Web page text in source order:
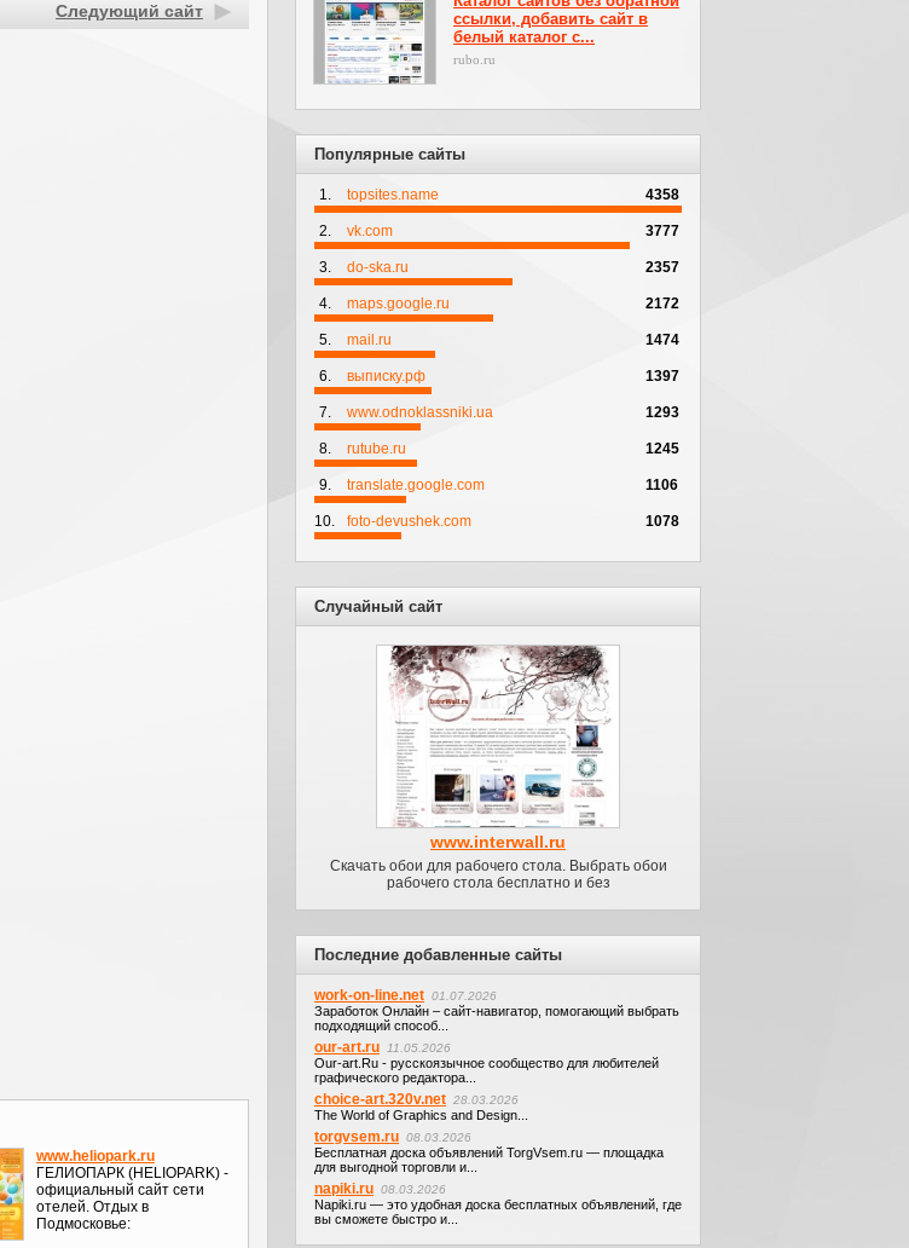
Следующий сайт
www.heliopark.ru
ГЕЛИОПАРК (HELIOPARK) -
официальный сайт сети
отелей. Отдых в
Подмосковье:
ссылки, добавить сайт в
белый каталог с...
rubo.ru
Популярные сайты
1. topsites.name 4358
2. vk.com 3777
3. do-ska.ru 2357
4. maps.google.ru 2172
5. mail.ru 1474
6. выписку.рф 1397
7. www.odnoklassniki.ua 1293
8. rutube.ru 1245
9. translate.google.com 1106
10. foto-devushek.com 1078
Случайный сайт
www.interwall.ru
Скачать обои для рабочего стола. Выбрать обои
рабочего стола бесплатно и без
Последние добавленные сайты
work-on-line.net 01.07.2026
Заработок Онлайн – сайт-навигатор, помогающий выбрать
подходящий способ...
our-art.ru 11.05.2026
Our-art.Ru - русскоязычное сообщество для любителей
графического редактора...
choice-art.320v.net 28.03.2026
The World of Graphics and Design...
torgvsem.ru 08.03.2026
Бесплатная доска объявлений TorgVsem.ru — площадка
для выгодной торговли и...
napiki.ru 08.03.2026
Napiki.ru — это удобная доска бесплатных объявлений, где
вы сможете быстро и...